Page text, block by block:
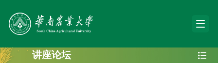
讲座论坛